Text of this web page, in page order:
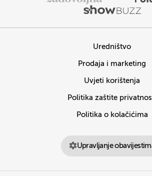
Uredništvo
Prodaja i marketing
Uvjeti korištenja
Politika zaštite
Politika o kolačićima
Upravljanje